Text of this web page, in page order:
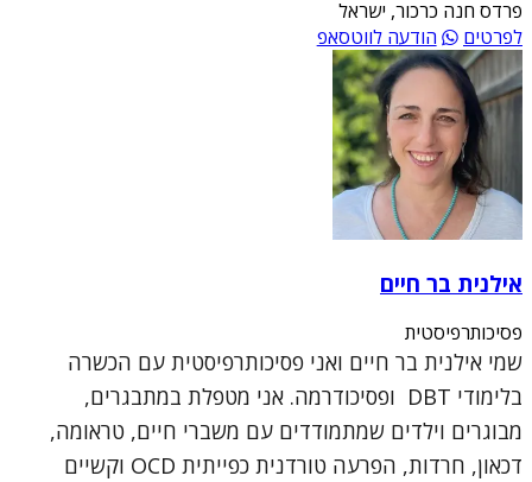
פרדס חנה כרכור, ישראל
לפרטים
הודעה לווטסאפ
אילנית בר חיים
פסיכותרפיסטית
שמי אילנית בר חיים ואני פסיכותרפיסטית עם הכשרה
בלימודי DBT ופסיכודרמה. אני מטפלת במתבגרים,
מבוגרים וילדים שמתמודדים עם משברי חיים, טראומה,
דכאון, חרדות, הפרעה טורדנית כפייתית OCD וקשיים